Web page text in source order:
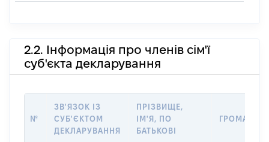
2.2. Інформація про членів сім'ї
суб'єкта декларування
№
ЗВ'ЯЗОК ІЗ
СУБ'ЄКТОМ
ДЕКЛАРУВАННЯ
ПРІЗВИЩЕ,
ІМ'Я, ПО
БАТЬКОВІ